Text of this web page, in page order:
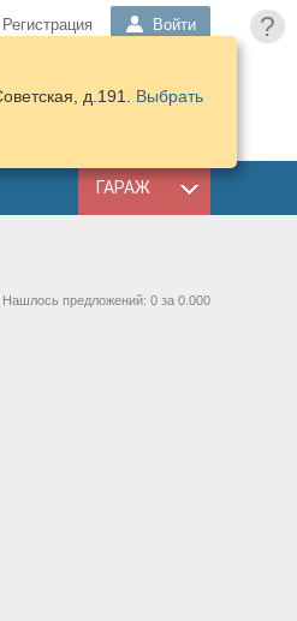
?
Регистрация Войти
КОРЗИНА
ГАРАЖ
д.191. Выбрать
Нашлось предложений: 0 за 0.000